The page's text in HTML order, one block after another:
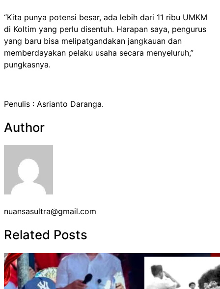
“Kita punya potensi besar, ada lebih dari 11 ribu UMKM
di Koltim yang perlu disentuh. Harapan saya, pengurus
yang baru bisa melipatgandakan jangkauan dan
memberdayakan pelaku usaha secara menyeluruh,”
pungkasnya.
Penulis : Asrianto Daranga.
Author
nuansasultra@gmail.com
Related Posts